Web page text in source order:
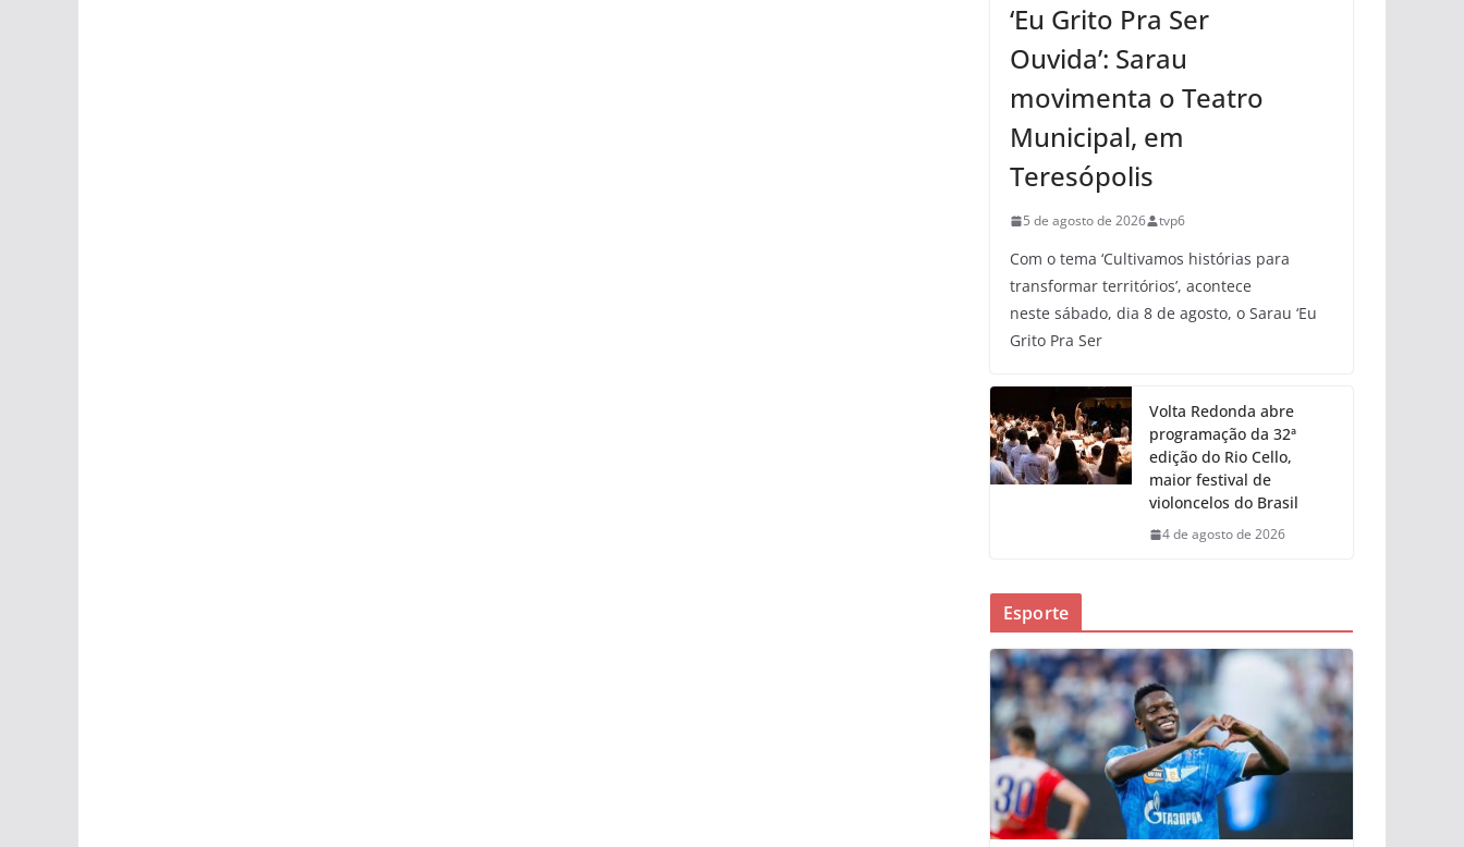
‘Eu Grito Pra Ser
Ouvida’: Sarau
movimenta o Teatro
Municipal, em
Teresópolis
5 de agosto de 2026 tvp6
Com o tema ‘Cultivamos histórias para
transformar territórios’, acontece
neste sábado, dia 8 de agosto, o Sarau ‘Eu
Grito Pra Ser
Volta Redonda abre
programação da 32ª
edição do Rio Cello,
maior festival de
violoncelos do Brasil
4 de agosto de 2026
Esporte